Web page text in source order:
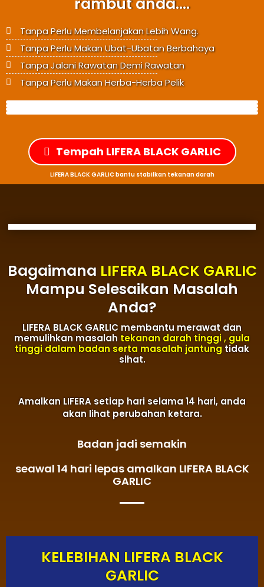
Tanpa Perlu Membelanjakan Lebih Wang.
Tanpa Perlu Makan Ubat-Ubatan Berbahaya
Tanpa Jalani Rawatan Demi Rawatan
Tanpa Perlu Makan Herba-Herba Pelik
Tempah LIFERA BLACK GARLIC
LIFERA BLACK GARLIC bantu stabilkan tekanan darah
Bagaimana LIFERA BLACK GARLIC
Mampu Selesaikan Masalah
Anda?
LIFERA BLACK GARLIC membantu merawat dan
memulihkan masalah tekanan darah tinggi , gula
tinggi dalam badan serta masalah jantung tidak
sihat.
Amalkan LIFERA setiap hari selama 14 hari, anda
akan lihat perubahan ketara.
Badan jadi semakin
seawal 14 hari lepas amalkan LIFERA BLACK
GARLIC
KELEBIHAN LIFERA BLACK
GARLIC